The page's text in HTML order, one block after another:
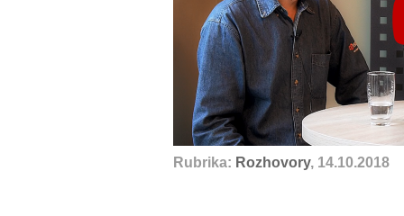
Rubrika: Rozhovory, 14.10.2018